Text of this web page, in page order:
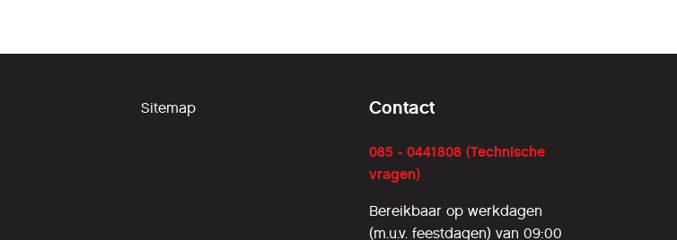
Sitemap Contact
085 - 0441808 (Technische
vragen)
Bereikbaar op werkdagen
(m.u.v. feestdagen) van 09:00